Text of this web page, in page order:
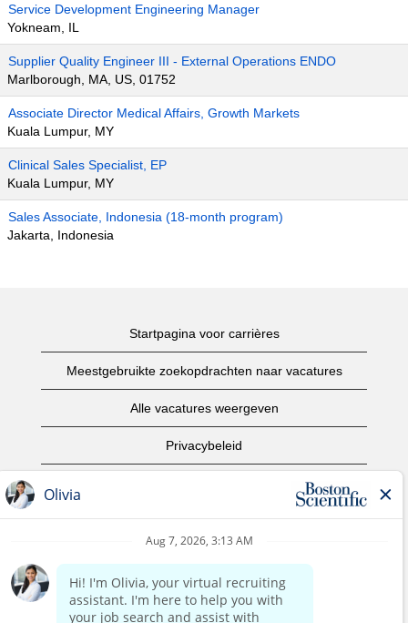
Service Development Engineering Manager
Yokneam, IL
Supplier Quality Engineer III - External Operations ENDO
Marlborough, MA, US, 01752
Associate Director Medical Affairs, Growth Markets
Kuala Lumpur, MY
Clinical Sales Specialist, EP
Kuala Lumpur, MY
Sales Associate, Indonesia (18-month program)
Jakarta, Indonesia
Startpagina voor carrières
Meestgebruikte zoekopdrachten naar vacatures
Alle vacatures weergeven
Privacybeleid
Copyright informatie
Startpagina van het bedrijf